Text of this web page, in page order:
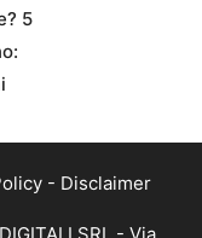
5
- Disclaimer